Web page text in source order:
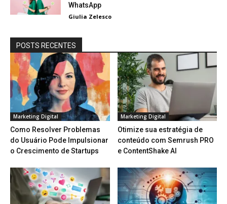
WhatsApp
Giulia Zelesco
POSTS RECENTES
Marketing Digital
Como Resolver Problemas
do Usuário Pode Impulsionar
o Crescimento de Startups
Marketing Digital
Otimize sua estratégia de
conteúdo com Semrush PRO
e ContentShake AI